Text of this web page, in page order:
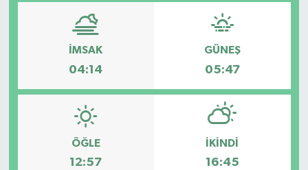
İMSAK
04:14
GÜNEŞ
05:47
ÖĞLE
12:57
İKINDI
16:45